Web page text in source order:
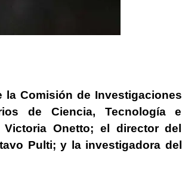
Comisión de Investigaciones
de Ciencia, Tecnología e
Onetto; el director del
Pulti; y la investigadora del